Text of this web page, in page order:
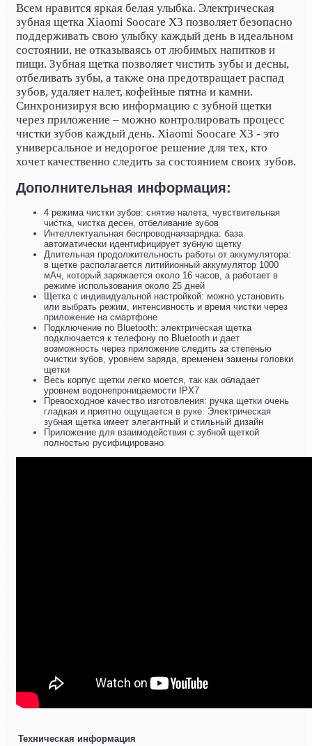
Всем нравится яркая белая улыбка. Электрическая
зубная щетка Xiaomi Soocare X3 позволяет безопасно
поддерживать свою улыбку каждый день в идеальном
состоянии, не отказываясь от любимых напитков и
пищи. Зубная щетка позволяет чистить зубы и десны,
отбеливать зубы, а также она предотвращает распад
зубов, удаляет налет, кофейные пятна и камни.
Синхронизируя всю информацию с зубной щетки
через приложение – можно контролировать процесс
чистки зубов каждый день. Xiaomi Soocare X3 - это
универсальное и недорогое решение для тех, кто
хочет качественно следить за состоянием своих зубов.
Дополнительная информация:
4 режима чистки зубов: снятие налета, чувствительная
чистка, чистка десен, отбеливание зубов
Интеллектуальная беспроводнаязарядка: база
автоматически идентифицирует зубную щетку
Длительная продолжительность работы от аккумулятора:
в щетке располагается литийионный аккумулятор 1000
мАч, который заряжается около 16 часов, а работает в
режиме использования около 25 дней
Щетка с индивидуальной настройкой: можно установить
или выбрать режим, интенсивность и время чистки через
приложение на смартфоне
Подключение по Bluetooth: электрическая щетка
подключается к телефону по Bluetooth и дает
возможность через приложение следить за степенью
очистки зубов, уровнем заряда, временем замены головки
щетки
Весь корпус щетки легко моется, так как обладает
уровнем водонепроницаемости IPX7
Превосходное качество изготовления: ручка щетки очень
гладкая и приятно ощущается в руке. Электрическая
зубная щетка имеет элегантный и стильный дизайн
Приложение для взаимодействия с зубной щеткой
полностью русифицировано
Техническая информация